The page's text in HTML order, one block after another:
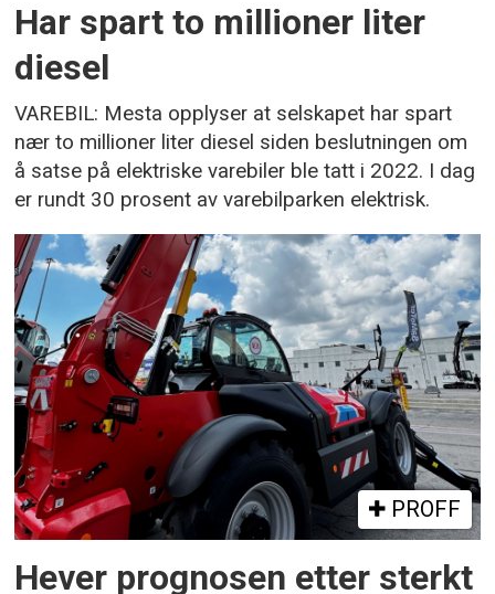
Har spart to millioner liter
diesel
VAREBIL: Mesta opplyser at selskapet har spart
nær to millioner liter diesel siden beslutningen om
å satse på elektriske varebiler ble tatt i 2022. I dag
er rundt 30 prosent av varebilparken elektrisk.
PROFF
Hever prognosen etter sterkt